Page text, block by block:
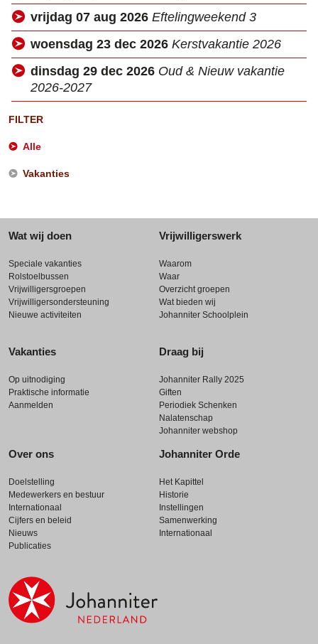
vrijdag 07 aug 2026 Eftelingweekend 3
woensdag 23 dec 2026 Kerstvakantie 2026
dinsdag 29 dec 2026 Oud & Nieuw vakantie
2026-2027
FILTER
Alle
Vakanties
Wat wij doen
Speciale vakanties
Rolstoelbussen
Vrijwilligersgroepen
Vrijwilligersondersteuning
Nieuwe activiteiten
Vakanties
Op uitnodiging
Praktische informatie
Aanmelden
Vrijwilligerswerk
Waarom
Waar
Overzicht groepen
Wat bieden wij
Johanniter Schoolplein
Draag bij
Johanniter Rally 2025
Giften
Periodiek Schenken
Nalatenschap
Johanniter webshop
Over ons
Doelstelling
Medewerkers en bestuur
Internationaal
Cijfers en beleid
Nieuws
Publicaties
Johanniter Orde
Het Kapittel
Historie
Instellingen
Samenwerking
Internationaal